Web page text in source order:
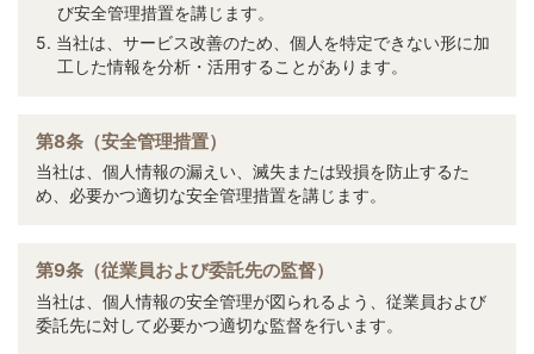
び安全管理措置を講じます。
5. 当社は、サービス改善のため、個人を特定できない形に加
工した情報を分析・活用することがあります。
第8条（安全管理措置）
当社は、個人情報の漏えい、滅失または毀損を防止するた
め、必要かつ適切な安全管理措置を講じます。
第9条（従業員および委託先の監督）
当社は、個人情報の安全管理が図られるよう、従業員および
委託先に対して必要かつ適切な監督を行います。